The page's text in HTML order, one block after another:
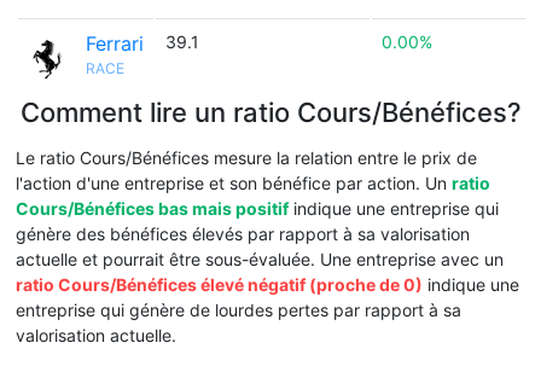
Ferrari
RACE
39.1 0.00%
Comment lire un ratio Cours/Bénéfices?
Le ratio Cours/Bénéfices mesure la relation entre le prix de
l'action d'une entreprise et son bénéfice par action. Un ratio
Cours/Bénéfices bas mais positifindique une entreprise qui
génère des bénéfices élevés par rapport à sa valorisation
actuelle et pourrait être sous-évaluée. Une entreprise avec un
ratio Cours/Bénéfices élevé négatif (proche de 0) indique une
entreprise qui génère de lourdes pertes par rapport à sa
valorisation actuelle.